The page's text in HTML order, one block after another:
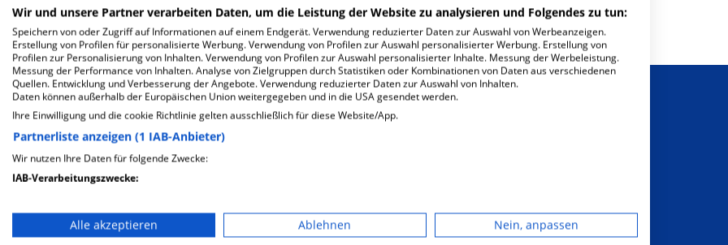
Mehr Informationen
Besondere Merkmale
besonderem
Ernährungsbedarf
Wir und unsere Partner verarbeiten Daten, um die Leistung der Website zu analysieren und Folgendes zu tun:
Speichern von oder Zugriff auf Informationen auf einem Endgerät. Verwendung reduzierter Daten zur Auswahl von Werbeanzeigen.
Erstellung von Profilen für personalisierte Werbung. Verwendung von Profilen zur Auswahl personalisierter Werbung. Erstellung von
Profilen zur Personalisierung von Inhalten. Verwendung von Profilen zur Auswahl personalisierter Inhalte. Messung der Werbeleistung.
Messung der Performance von Inhalten. Analyse von Zielgruppen durch Statistiken oder Kombinationen von Daten aus verschiedenen
Quellen. Entwicklung und Verbesserung der Angebote. Verwendung reduzierter Daten zur Auswahl von Inhalten.
Daten können außerhalb der Europäischen Union weitergegeben und in die USA gesendet werden.
Ihre Einwilligung und die cookie Richtlinie gelten ausschließlich für diese Website/App.
Partnerliste anzeigen (1 IAB-Anbieter)
Wir nutzen Ihre Daten für folgende Zwecke:
IAB-Verarbeitungszwecke:
Verwendung reduzierter Daten zur Auswahl von Werbeanzeigen
Alle akzeptieren Ablehnen Nein, anpassen